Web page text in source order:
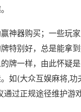
神器购买；一些玩
特别好，总是能拿
牌一样，由此怀疑
如(大众互娱麻将,功
过正规途径维护游